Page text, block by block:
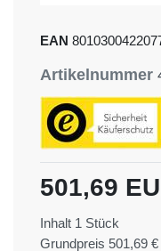
EAN
Artikelnummer
501,69
Inhalt 1 Stück
Grundpreis 501,69